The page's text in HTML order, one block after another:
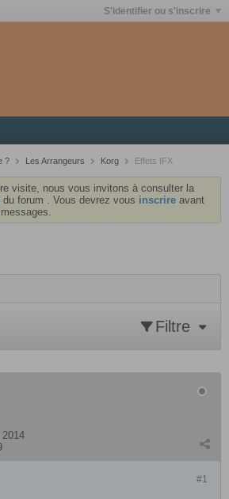
S'identifier ou s'inscrire
? Les Arrangeurs Korg Effets IFX
visite, nous vous invitons à consulter la
du forum . Vous devrez vous inscrire avant
Filtre
#1